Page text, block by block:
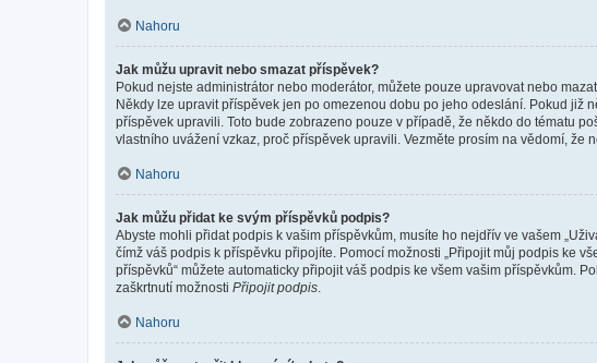
Nahoru
Jak můžu upravit nebo smazat příspěvek?
Pokud nejste administrátor nebo moderátor, můžete pouze upravovat nebo
Někdy lze upravit příspěvek jen po omezenou dobu po jeho odeslání. Pokud již
příspěvek upravili. Toto bude zobrazeno pouze v případě, že někdo do tématu
vlastního uvážení vzkaz, proč příspěvek upravili. Vezměte prosím na vědomí,
Nahoru
Jak můžu přidat ke svým příspěvků podpis?
Abyste mohli přidat podpis k vašim příspěvkům, musíte ho nejdřív ve vašem
čímž váš podpis k příspěvku připojíte. Pomocí možnosti „Připojit můj podpis ke
příspěvků“ můžete automaticky připojit váš podpis ke všem vašim příspěvkům.
zaškrtnutí možnosti Připojit podpis
Nahoru